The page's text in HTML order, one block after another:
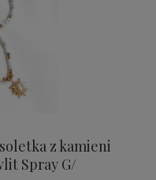
z kamieni
Spray G/